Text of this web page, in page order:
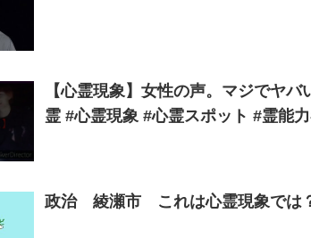
【心霊現象】女性の声。マジでヤ
霊 #心霊現象 #心霊スポット #霊能
政治 綾瀬市 これは心霊現象で